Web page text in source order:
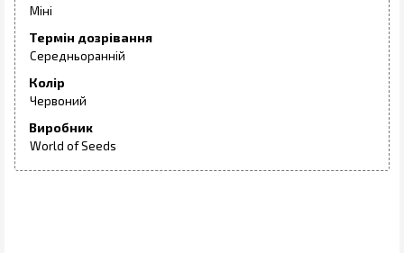
Міні
Термін дозрівання
Середньоранній
Колір
Червоний
Виробник
World of Seeds